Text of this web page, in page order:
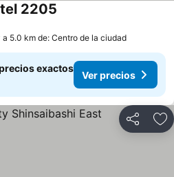
2205
a 5.0 km de: Centro de la ciudad
exactos
Ver precios
Compartir